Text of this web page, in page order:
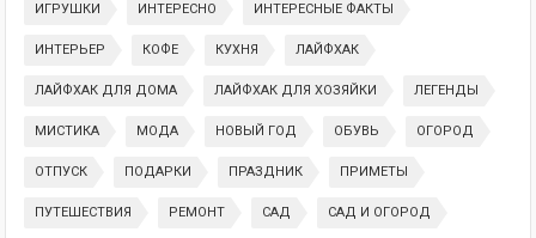
ИГРУШКИ ИНТЕРЕСНО ИНТЕРЕСНЫЕ ФАКТЫ
ИНТЕРЬЕР КОФЕ КУХНЯ ЛАЙФХАК
ЛАЙФХАК ДЛЯ ДОМА ЛАЙФХАК ДЛЯ ХОЗЯЙКИ ЛЕГЕНДЫ
МИСТИКА МОДА НОВЫЙ ГОД ОБУВЬ ОГОРОД
ОТПУСК ПОДАРКИ ПРАЗДНИК ПРИМЕТЫ
ПУТЕШЕСТВИЯ РЕМОНТ САД САД И ОГОРОД